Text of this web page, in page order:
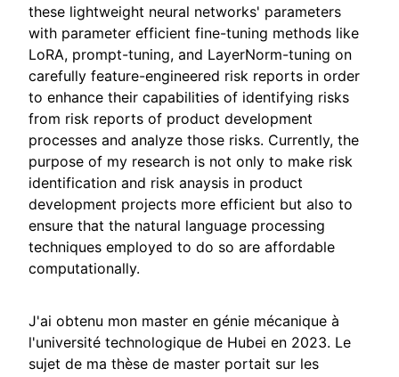
these lightweight neural networks' parameters
with parameter efficient fine-tuning methods like
LoRA, prompt-tuning, and LayerNorm-tuning on
carefully feature-engineered risk reports in order
to enhance their capabilities of identifying risks
from risk reports of product development
processes and analyze those risks. Currently, the
purpose of my research is not only to make risk
identification and risk anaysis in product
development projects more efficient but also to
ensure that the natural language processing
techniques employed to do so are affordable
computationally.
J'ai obtenu mon master en génie mécanique à
l'université technologique de Hubei en 2023. Le
sujet de ma thèse de master portait sur les